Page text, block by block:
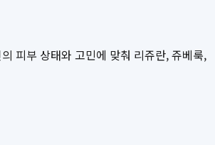
피부 상태와 고민에 맞춰 리쥬란, 쥬베룩,